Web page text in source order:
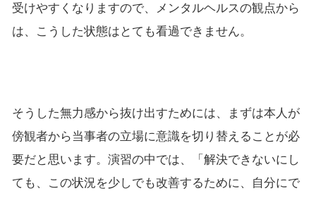
受けやすくなりますので、メンタルヘルスの観点から
は、こうした状態はとても看過できません。
そうした無力感から抜け出すためには、まずは本人が
傍観者から当事者の立場に意識を切り替えることが必
要だと思います。演習の中では、「解決できないにし
ても、この状況を少しでも改善するために、自分にで